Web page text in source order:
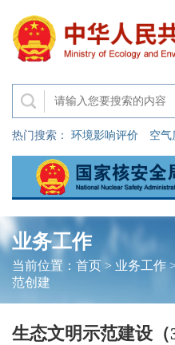
热门搜索： 环境影响评价 空气
业务工作
当前位置： 首页> 业务工作
范创建
生态文明示范建设